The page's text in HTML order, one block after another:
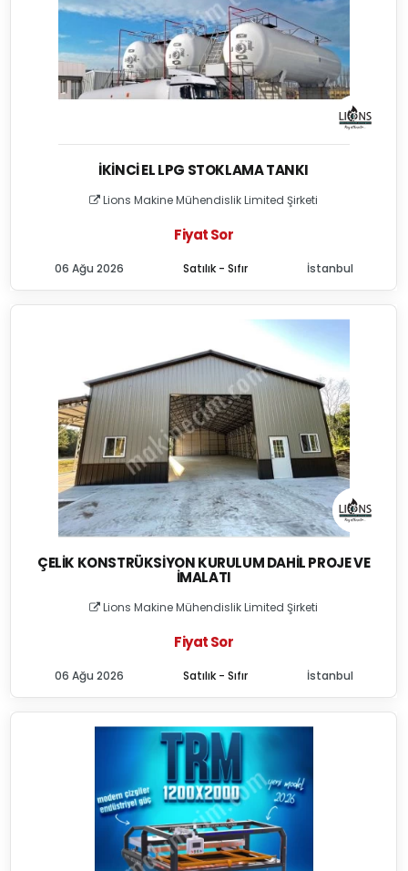
İKINCI EL LPG STOKLAMA TANKI
Lions Makine Mühendislik Limited Şirketi
Fiyat Sor
Satılık - Sıfır
06 Ağu 2026 İstanbul
ÇELIK KONSTRÜKSIYON KURULUM DAHIL PROJE VE
İMALATI
Lions Makine Mühendislik Limited Şirketi
Fiyat Sor
Satılık - Sıfır
06 Ağu 2026 İstanbul